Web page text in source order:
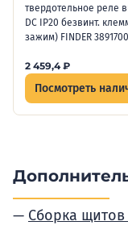
твердотельное реле
DC IP20 безвинт.
зажим) FINDER
2 459,4₽
Посмотреть
Сборка щитов